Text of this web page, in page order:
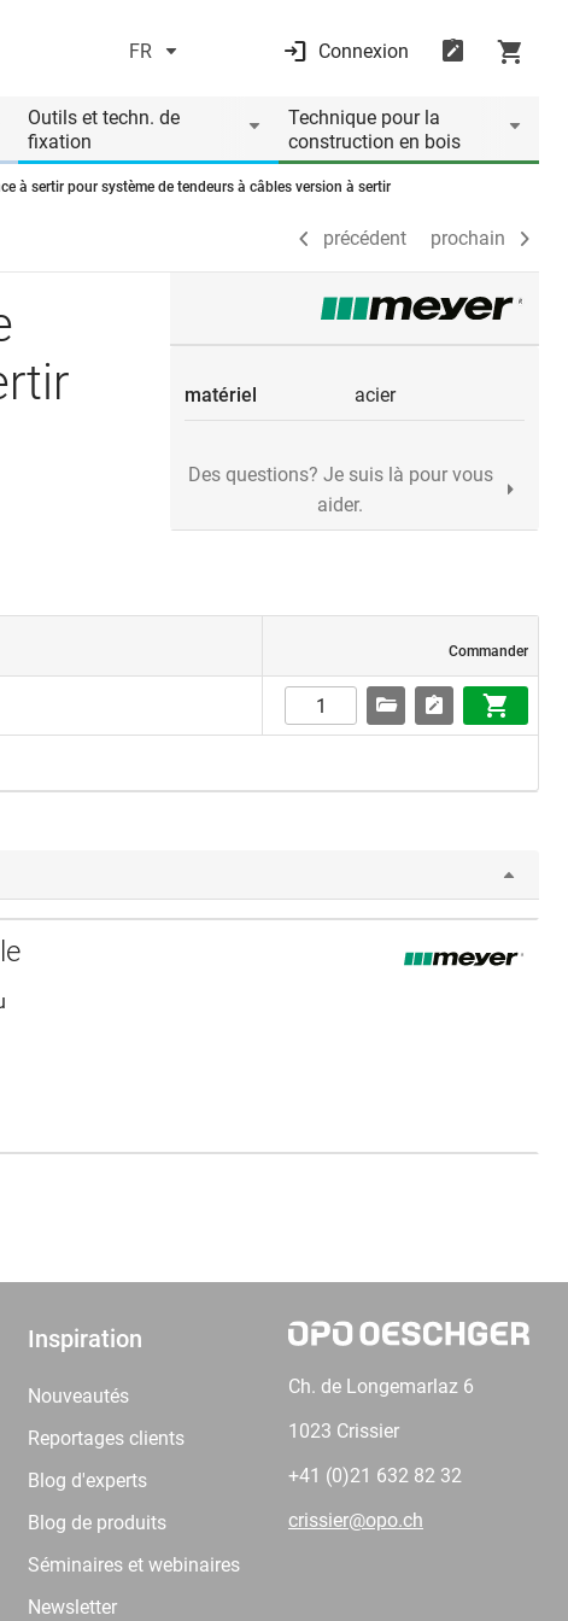
FR Connexion
Outils et techn. de
fixation
Technique pour la
construction en bois
à sertir pour système de tendeurs à câbles version à sertir
précédent prochain
précédent prochain
matériel acier
Des questions? Je suis là pour vous
aider.
Commander
Inspiration
Nouveautés
Reportages clients
Blog d'experts
Blog de produits
Séminaires et webinaires
Newsletter
Ch. de Longemarlaz 6
1023 Crissier
+41 (0)21 632 82 32
crissier@opo.ch